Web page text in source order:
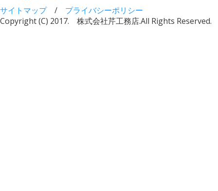
サイトマップ/ プライバシーポリシー
Copyright (C) 2017. 株式会社芹工務店.All Rights Reserved.